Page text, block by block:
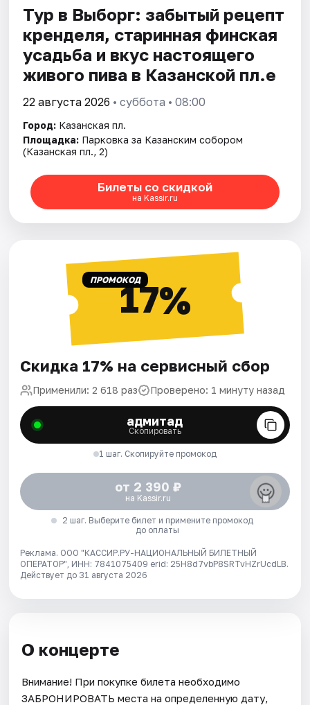
Тур в Выборг: забытый рецепт
кренделя, старинная финская
усадьба и вкус настоящего
живого пива в Казанской пл.е
22 августа 2026 • суббота • 08:00
Город: Казанская пл.
Площадка: Парковка за Казанским собором
(Казанская пл., 2)
Билеты со скидкой
на Kassir.ru
ПРОМОКОД17%
Скидка 17% на сервисный сбор
Применили: 2 618 раз Проверено: 1 минуту назад
адмитад
Скопировать
1 шаг. Скопируйте промокод
от 2 390 ₽
на Kassir.ru
2 шаг. Выберите билет и примените промокод
до оплаты
Реклама. ООО "КАССИР.РУ-НАЦИОНАЛЬНЫЙ БИЛЕТНЫЙ
ОПЕРАТОР", ИНН: 7841075409 erid: 25H8d7vbP8SRTvHZrUcdLB.
Действует до 31 августа 2026
О концерте
Внимание! При покупке билета необходимо
ЗАБРОНИРОВАТЬ места на определенную дату,